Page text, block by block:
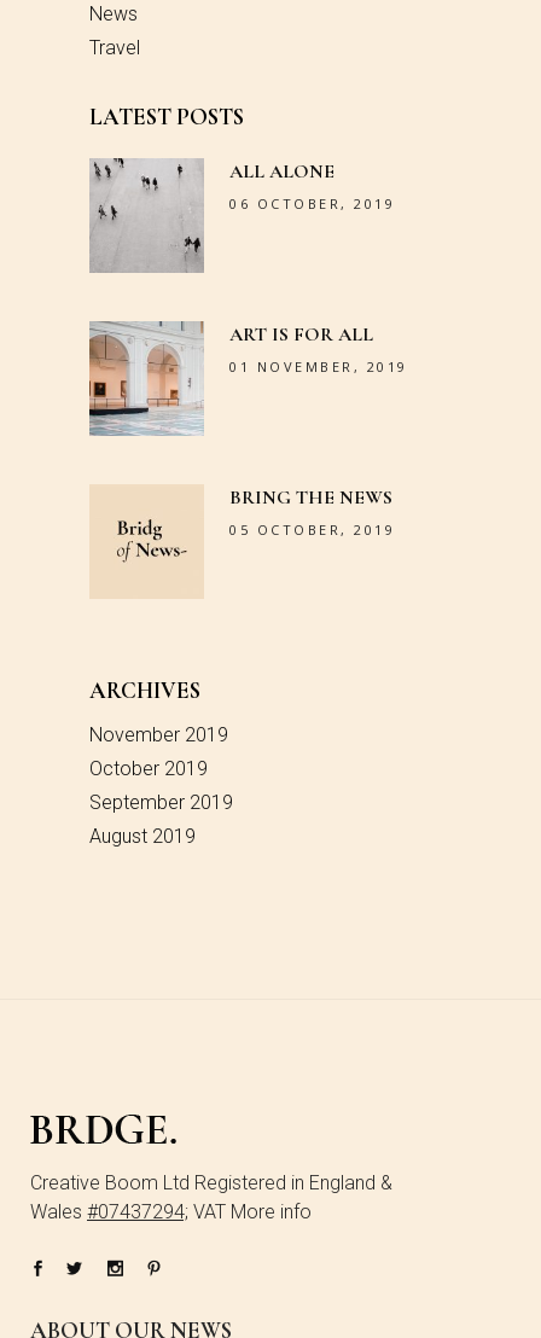
News
Travel
LATEST POSTS
ALL ALONE
06 OCTOBER, 2019
ART IS FOR ALL
01 NOVEMBER, 2019
BRING THE NEWS
05 OCTOBER, 2019
ARCHIVES
November 2019
October 2019
September 2019
August 2019
Creative Boom Ltd Registered in England &
Wales #07437294; VAT More info
ABOUT OUR NEWS